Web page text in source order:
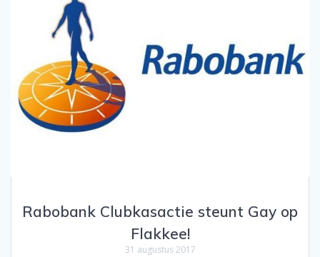
Rabobank Clubkasactie steunt Gay op
Flakkee!
31 augustus 2017